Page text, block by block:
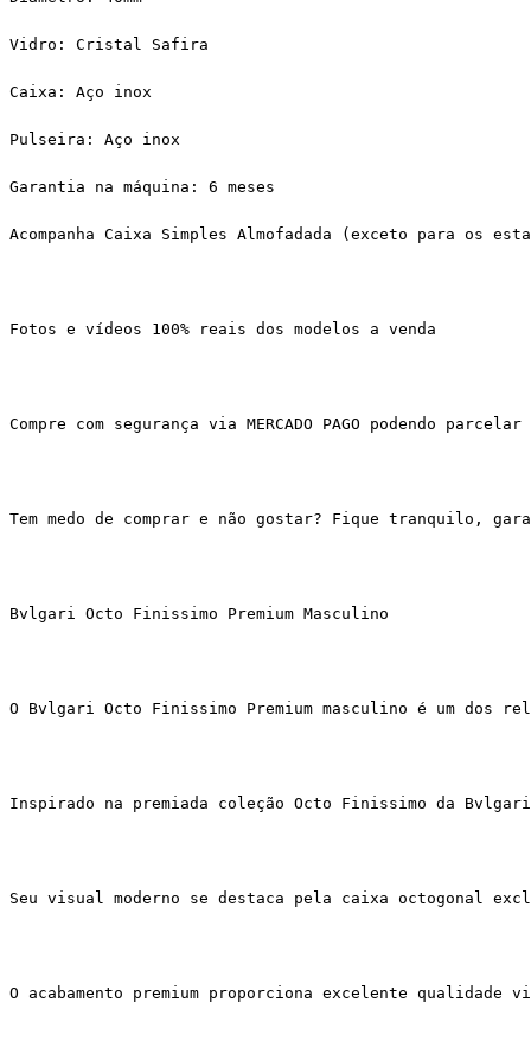
Vidro: Cristal Safira
Caixa: Aço inox
Pulseira: Aço inox
Garantia na máquina: 6 meses
Acompanha Caixa Simples Almofadada (exceto para os
Fotos e vídeos 100% reais dos modelos a venda
Compre com segurança via MERCADO PAGO podendo
Tem medo de comprar e não gostar? Fique tranquilo,
Bvlgari Octo Finissimo Premium Masculino
O Bvlgari Octo Finissimo Premium masculino é um
Inspirado na premiada coleção Octo Finissimo da
Seu visual moderno se destaca pela caixa octogonal
O acabamento premium proporciona excelente